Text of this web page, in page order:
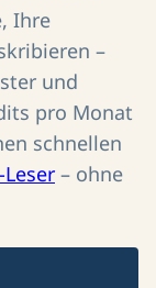
Ihre
–
und
pro Monat
schnellen
– ohne